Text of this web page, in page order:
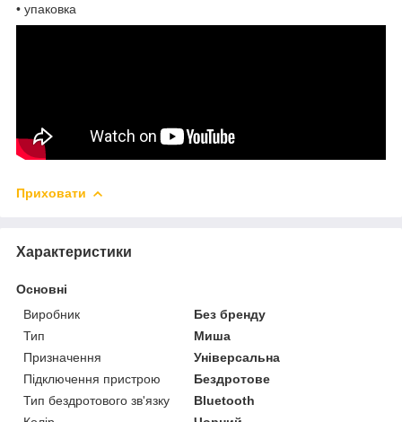
• упаковка
Приховати
Характеристики
Основні
Виробник
Без бренду
Тип
Миша
Призначення
Універсальна
Підключення пристрою
Бездротове
Тип бездротового зв'язку
Bluetooth